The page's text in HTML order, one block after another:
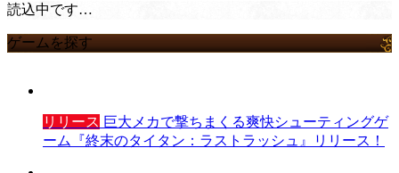
読込中です…
ゲームを探す
リリース 巨大メカで撃ちまくる爽快シューティングゲ
ーム『終末のタイタン：ラストラッシュ』リリース！